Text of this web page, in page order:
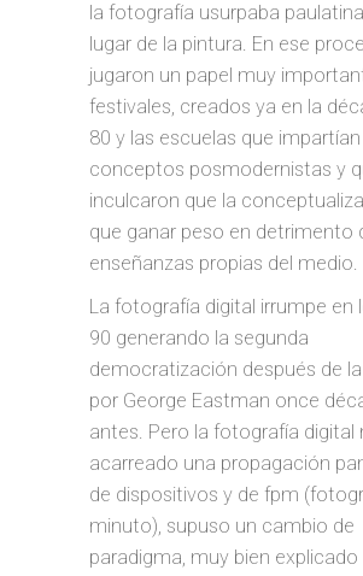
la fotografía usurpaba
lugar de la pintura. En ese
jugaron un papel muy
festivales, creados ya en la
80 y las escuelas que impartían
conceptos posmodernistas y
inculcaron que la
que ganar peso en detrimento
enseñanzas propias del medio.
La fotografía digital irrumpe en
90 generando la segunda
democratización después de
por George Eastman once
antes. Pero la fotografía digital
acarreado una propagación
de dispositivos y de fpm
minuto), supuso un cambio de
paradigma, muy bien explicado